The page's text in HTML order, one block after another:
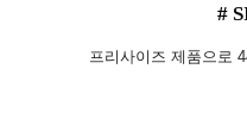
#
프리사이즈 제품으로